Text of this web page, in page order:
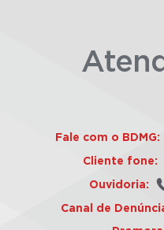
Fale com o BDMG:
Cliente fone:
Ouvidoria:
Canal de